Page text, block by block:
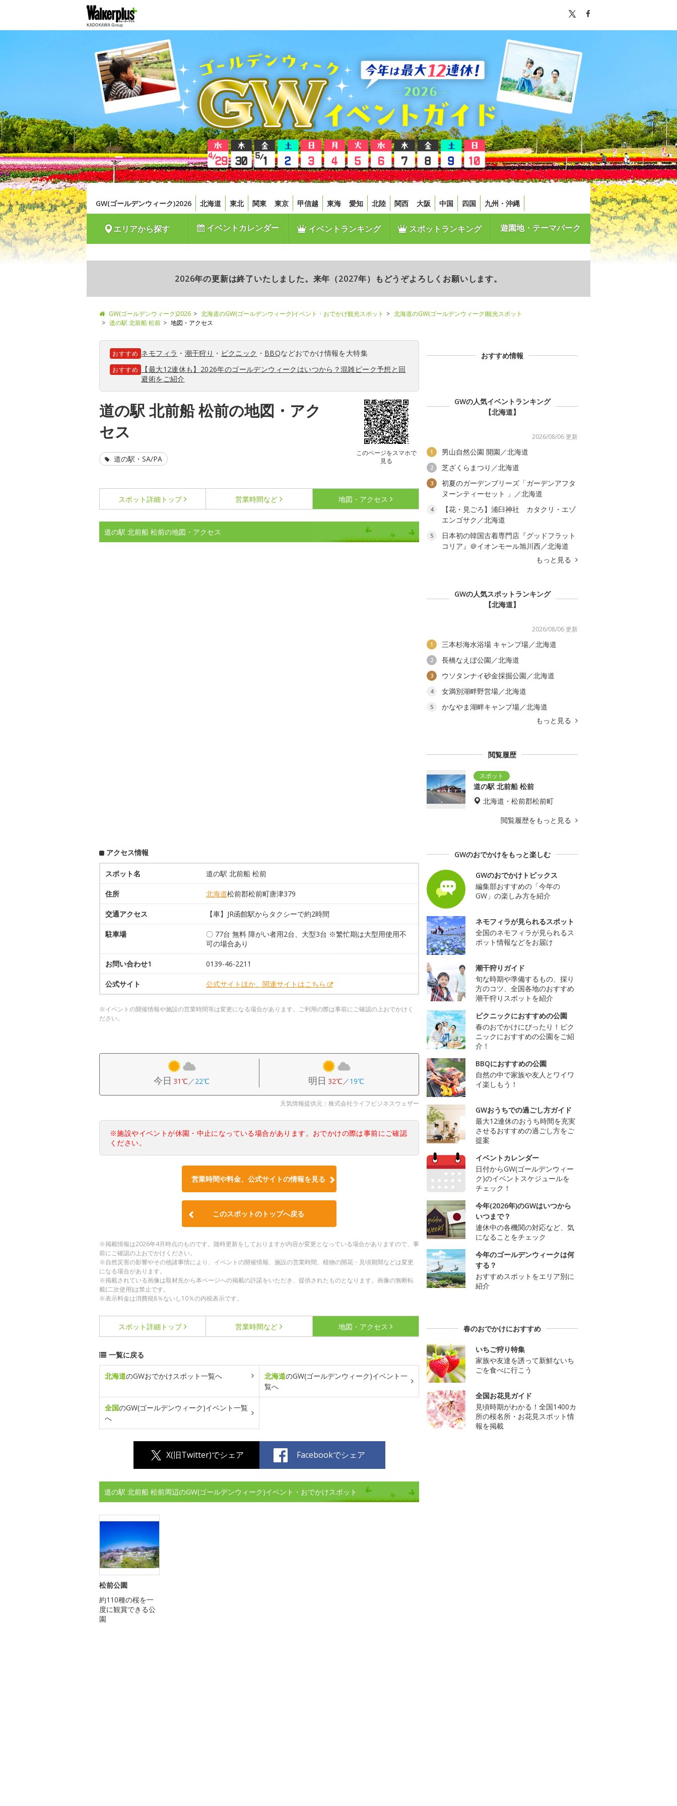
GW(ゴールデンウィーク)2026 北海道 東北 関東 東京 甲信越 東海 愛知 北陸 関西 大阪 中国 四国 九州・沖縄
エリアから探す イベントカレンダー イベントランキング スポットランキング 遊園地・テーマパーク
2026年の更新は終了いたしました。来年（2027年）もどうぞよろしくお願いします。
GW(ゴールデンウィーク)2026 北海道のGW(ゴールデンウィーク)イベント・おでかけ観光スポット
北海道のGW(ゴールデンウィーク)観光スポット
道の駅 北前船 松前
地図・アクセス
おすすめ ネモフィラ ・ 潮干狩り ・ ピクニック ・ BBQなどおでかけ情報を大特集
おすすめ
【最大12連休も】2026年のゴールデンウィークはいつから？混雑ピーク予想と回
避術をご紹介
道の駅 北前船 松前の地図・アク
セス
このページをスマホで
見る
道の駅・SA/PA
スポット詳細 トップ 営業時間など 地図・アクセス
道の駅 北前船 松前の地図・アクセス
アクセス情報
スポット名 道の駅 北前船 松前
住所 北海道松前郡松前町唐津379
交通アクセス 【車】JR函館駅からタクシーで約2時間
駐車場
〇 77台 無料 障がい者用2台、大型3台 ※繁忙期は大型用使用不
可の場合あり
お問い合わせ1 0139-46-2211
公式サイト 公式サイトほか、関連サイトはこちら
※イベントの開催情報や施設の営業時間等は変更になる場合があります。ご利用の際は事前にご確認の上おでかけく
ださい。
今日 31℃／22℃ 明日 32℃／19℃
天気情報提供元：株式会社ライフビジネスウェザー
※施設やイベントが休園・中止になっている場合があります。おでかけの際は事前にご確認
ください。
営業時間や料金、公式サイトの情報を見る
このスポットのトップへ戻る
※掲載情報は2026年4月時点のものです。随時更新をしておりますが内容が変更となっている場合がありますので、事
前にご確認の上おでかけください。
※自然災害の影響やその他諸事情により、イベントの開催情報、施設の営業時間、植物の開花・見頃期間などは変更
になる場合があります。
※掲載されている画像は取材先から本ページへの掲載の許諾をいただき、提供されたものとなります。画像の無断転
載(二次使用)は禁止です。
※表示料金は消費税8％ないし10％の内税表示です。
スポット詳細 トップ 営業時間など 地図・アクセス
一覧に戻る
北海道のGWおでかけスポット一覧へ 北海道のGW(ゴールデンウィーク)イベント一
覧へ
全国のGW(ゴールデンウィーク)イベント一覧
へ
X(旧Twitter)でシェア Facebookでシェア
道の駅 北前船 松前周辺のGW(ゴールデンウィーク)イベント・おでかけスポット
松前公園
約110種の桜を一
度に観賞できる公
園
おすすめ情報
GWの人気イベントランキング
【北海道】
2026/08/06 更新
1 男山自然公園 開園／北海道
2 芝ざくらまつり／北海道
3
初夏のガーデンブリーズ「ガーデンアフタ
ヌーンティーセット 」／北海道
4
【花・見ごろ】浦臼神社 カタクリ・エゾ
エンゴサク／北海道
5
日本初の韓国古着専門店『グッドフラット
コリア』＠イオンモール旭川西／北海道
もっと見る
GWの人気スポットランキング
【北海道】
2026/08/06 更新
1 三本杉海水浴場 キャンプ場／北海道
2 長橋なえぼ公園／北海道
3 ウソタンナイ砂金採掘公園／北海道
4 女満別湖畔野営場／北海道
5
かなやま湖畔キャンプ場／北海道
もっと見る
閲覧履歴
道の駅 北前船 松前
北海道・松前郡松前町
閲覧履歴をもっと見る
GWのおでかけをもっと楽しむ
GWのおでかけトピックス
編集部おすすめの「今年の
GW」の楽しみ方を紹介
ネモフィラが見られるスポット
全国のネモフィラが見られるス
ポット情報などをお届け
潮干狩りガイド
旬な時期や準備するもの、採り
方のコツ、全国各地のおすすめ
潮干狩りスポットを紹介
ピクニックにおすすめの公園
春のおでかけにぴったり！ピク
ニックにおすすめの公園をご紹
介！
BBQにおすすめの公園
自然の中で家族や友人とワイワ
イ楽しもう！
GWおうちでの過ごし方ガイド
最大12連休のおうち時間を充実
させるおすすめの過ごし方をご
提案
イベントカレンダー
日付からGW(ゴールデンウィー
ク)のイベントスケジュールを
チェック！
今年(2026年)のGWはいつから
いつまで？
連休中の各機関の対応など、気
になることをチェック
今年のゴールデンウィークは何
する？
おすすめスポットをエリア別に
紹介
春のおでかけにおすすめ
いちご狩り特集
家族や友達を誘って新鮮ないち
ごを食べに行こう
全国お花見ガイド
見頃時期がわかる！全国1400カ
所の桜名所・お花見スポット情
報を掲載